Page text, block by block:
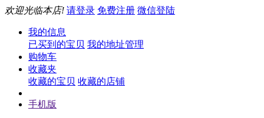
欢迎光临本店! 请登录 免费注册 微信登陆
我的信息
已买到的宝贝 我的地址管理
购物车
收藏夹
收藏的宝贝 收藏的店铺
手机版